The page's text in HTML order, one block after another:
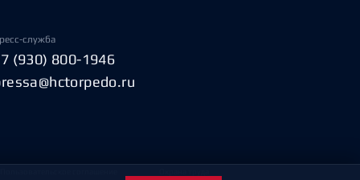
служба
(930) 800-1946